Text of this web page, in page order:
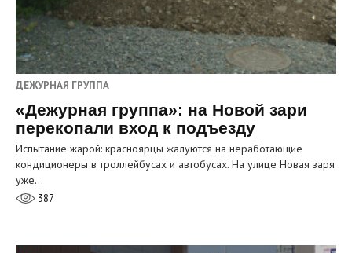
ДЕЖУРНАЯ ГРУППА
«Дежурная группа»: на Новой зари
перекопали вход к подъезду
Испытание жарой: красноярцы жалуются на неработающие
кондиционеры в троллейбусах и автобусах. На улице Новая заря
уже…
387